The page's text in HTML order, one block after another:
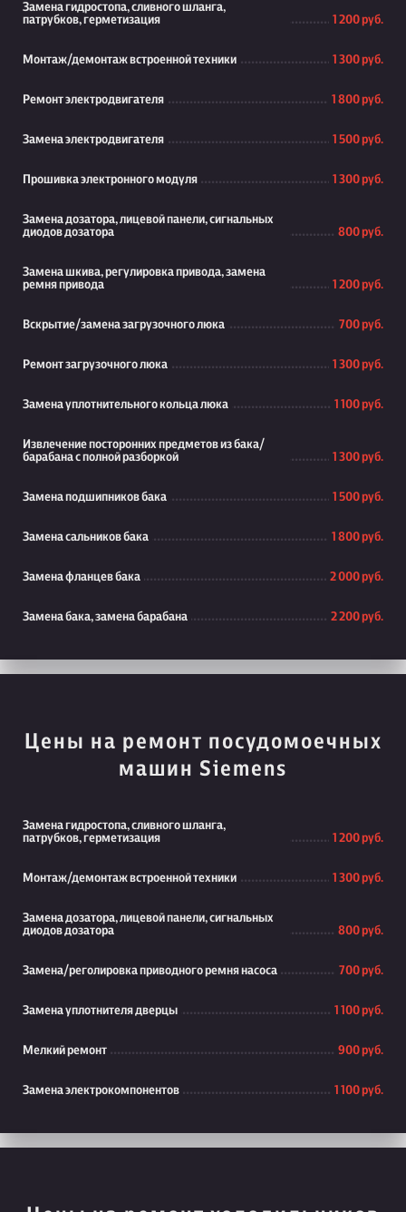
Замена гидростопа, сливного шланга,
патрубков, герметизация
1 200 руб.
Монтаж/демонтаж встроенной техники 1 300 руб.
Ремонт электродвигателя 1 800 руб.
Замена электродвигателя 1 500 руб.
Прошивка электронного модуля 1 300 руб.
Замена дозатора, лицевой панели, сигнальных
диодов дозатора
800 руб.
Замена шкива, регулировка привода, замена
ремня привода
1 200 руб.
Вскрытие/замена загрузочного люка 700 руб.
Ремонт загрузочного люка 1 300 руб.
Замена уплотнительного кольца люка 1 100 руб.
Извлечение посторонних предметов из бака/
барабана с полной разборкой
1 300 руб.
Замена подшипников бака 1 500 руб.
Замена сальников бака 1 800 руб.
Замена фланцев бака 2 000 руб.
Замена бака, замена барабана 2 200 руб.
Цены на ремонт посудомоечных
машин Siemens
Замена гидростопа, сливного шланга,
патрубков, герметизация
1 200 руб.
Монтаж/демонтаж встроенной техники 1 300 руб.
Замена дозатора, лицевой панели, сигнальных
диодов дозатора
800 руб.
Замена/реголировка приводного ремня насоса 700 руб.
Замена уплотнителя дверцы 1 100 руб.
Мелкий ремонт 900 руб.
Замена электрокомпонентов 1 100 руб.